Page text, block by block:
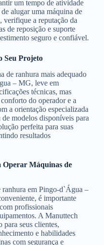
um tempo de atividade
alugar uma máquina de
a reputação da
de reposição e suporte
seguro e confiável.
Seu Projeto
de ranhura mais adequado
– MG, leve em
técnicas, mas
do operador e a
a orientação especializada
modelos disponíveis para
perfeita para suas
resultados
Operar Máquinas de
em Pingo-d`Água –
é importante
profissionais
A Manuttech
para seus clientes,
e habilidades
com segurança e